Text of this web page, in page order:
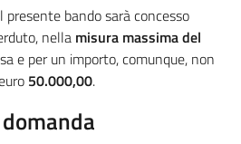
bando sarà concesso
nella misura massima del
e per un importo, comunque, non
50.000,00.